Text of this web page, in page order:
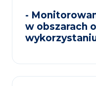
-
w obszarach